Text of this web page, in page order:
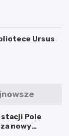
Ursus
Pole
nowy